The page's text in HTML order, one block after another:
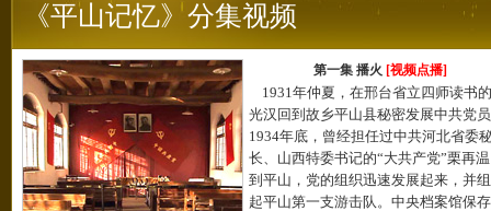
《平山记忆》分集视频
第一集 播火 [视频点播]
1931年仲夏，在邢台省立四师读书
光汉回到故乡平山县秘密发展中共党
1934年底，曾经担任过中共河北省委
长、山西特委书记的“大共产党”栗再
到平山，党的组织迅速发展起来，并
起平山第一支游击队。中央档案馆保